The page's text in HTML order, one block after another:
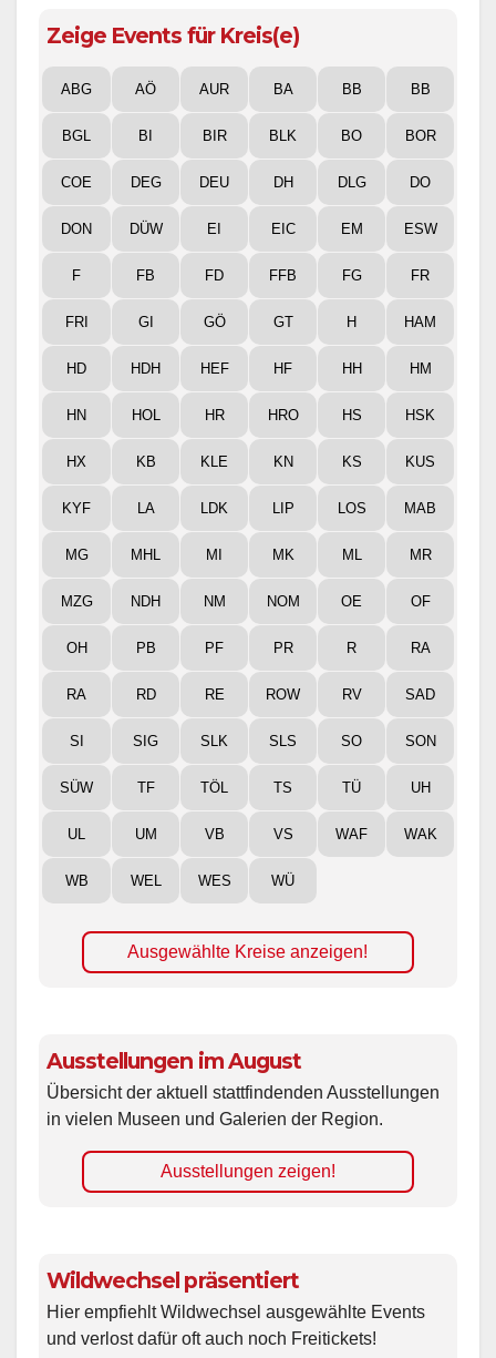
Zeige Events für Kreis(e)
ABG AÖ AUR BA BB BB
BGL BI BIR BLK BO BOR
COE DEG DEU DH DLG DO
DON DÜW EI EIC EM ESW
F FB FD FFB FG FR
FRI GI GÖ GT H HAM
HD HDH HEF HF HH HM
HN HOL HR HRO HS HSK
HX KB KLE KN KS KUS
KYF LA LDK LIP LOS MAB
MG MHL MI MK ML MR
MZG NDH NM NOM OE OF
OH PB PF PR R RA
RA RD RE ROW RV SAD
SI SIG SLK SLS SO SON
SÜW TF TÖL TS TÜ UH
UL UM VB VS WAF WAK
WB WEL WES WÜ
Ausgewählte Kreise anzeigen!
Ausstellungen im August
Übersicht der aktuell stattfindenden Ausstellungen
in vielen Museen und Galerien der Region.
Ausstellungen zeigen!
Wildwechsel präsentiert
Hier empfiehlt Wildwechsel ausgewählte Events
und verlost dafür oft auch noch Freitickets!